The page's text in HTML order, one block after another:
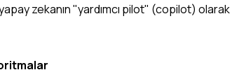
zekanın "yardımcı pilot" (copilot)